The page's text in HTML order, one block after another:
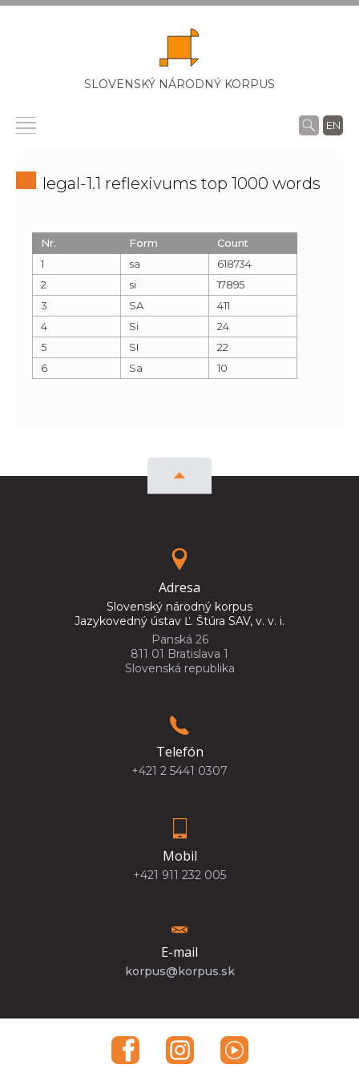
SLOVENSKÝ NÁRODNÝ KORPUS
EN
legal-1.1 reflexivums top 1000 words
Nr. Form
Count
1
sa
618734
2
si
17895
3
SA
411
4
Si
24
5
SI
22
6
Sa 10
Adresa
Slovenský národný korpus
Jazykovedný ústav Ľ. Štúra SAV, v. v. i.
Panská 26
811 01 Bratislava 1
Slovenská republika
Telefón
+421 2 5441 0307
Mobil
+421 911 232 005
E-mail
korpus@korpus.sk